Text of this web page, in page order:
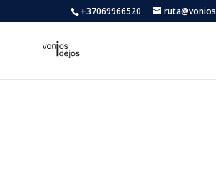
+37069966520